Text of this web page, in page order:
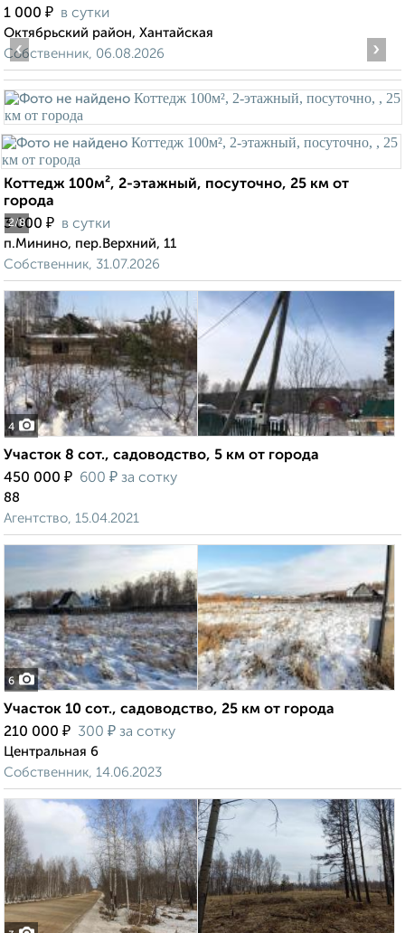
1 000 ₽ в сутки
Октябрьский район, Хантайская
Собственник, 06.08.2026
2/8
‹ ›
Коттедж 100м², 2-этажный, посуточно, 25 км от
города
3 000 ₽ в сутки
п.Минино, пер.Верхний, 11
Собственник, 31.07.2026
4
Участок 8 сот., садоводство, 5 км от города
450 000 ₽ 600 ₽ за сотку
88
Агентство, 15.04.2021
6
Участок 10 сот., садоводство, 25 км от города
210 000 ₽ 300 ₽ за сотку
Центральная 6
Собственник, 14.06.2023